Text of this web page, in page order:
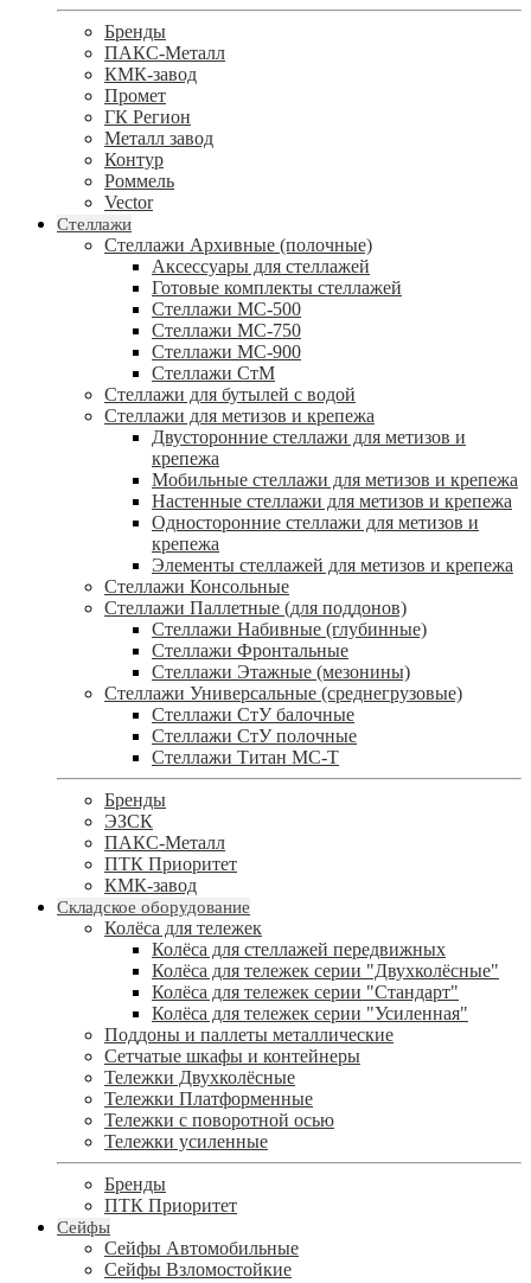
Бренды
ПАКС-Металл
КМК-завод
Промет
ГК Регион
Металл завод
Контур
Роммель
Vector
Стеллажи
Стеллажи Архивные (полочные)
Аксессуары для стеллажей
Готовые комплекты стеллажей
Стеллажи МС-500
Стеллажи МС-750
Стеллажи МС-900
Стеллажи СтМ
Стеллажи для бутылей с водой
Стеллажи для метизов и крепежа
Двусторонние стеллажи для метизов и
крепежа
Мобильные стеллажи для метизов и крепежа
Настенные стеллажи для метизов и крепежа
Односторонние стеллажи для метизов и
крепежа
Элементы стеллажей для метизов и крепежа
Стеллажи Консольные
Стеллажи Паллетные (для поддонов)
Стеллажи Набивные (глубинные)
Стеллажи Фронтальные
Стеллажи Этажные (мезонины)
Стеллажи Универсальные (среднегрузовые)
Стеллажи СтУ балочные
Стеллажи СтУ полочные
Стеллажи Титан МС-Т
Бренды
ЭЗСК
ПАКС-Металл
ПТК Приоритет
КМК-завод
Складское оборудование
Колёса для тележек
Колёса для стеллажей передвижных
Колёса для тележек серии "Двухколёсные"
Колёса для тележек серии "Стандарт"
Колёса для тележек серии "Усиленная"
Поддоны и паллеты металлические
Сетчатые шкафы и контейнеры
Тележки Двухколёсные
Тележки Платформенные
Тележки с поворотной осью
Тележки усиленные
Бренды
ПТК Приоритет
Сейфы
Сейфы Автомобильные
Сейфы Взломостойкие